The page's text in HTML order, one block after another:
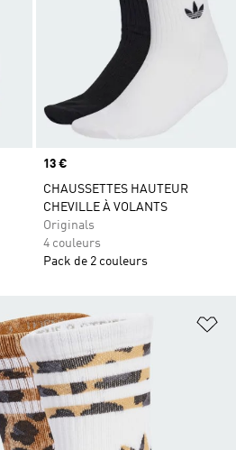
Prix
13 €
CHAUSSETTES HAUTEUR
CHEVILLE À VOLANTS
Originals
4 couleurs
Pack de 2 couleurs